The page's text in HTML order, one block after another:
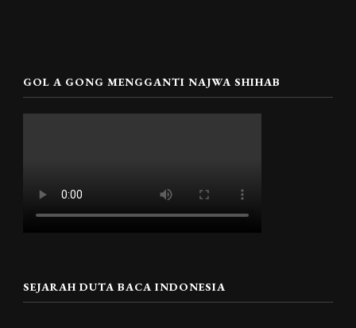
GOL A GONG MENGGANTI NAJWA SHIHAB
SEJARAH DUTA BACA INDONESIA